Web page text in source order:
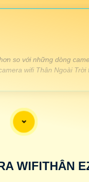
so với những dòng
wifi Thân Ngoài
VNĐBáo động
WIFITHÂN